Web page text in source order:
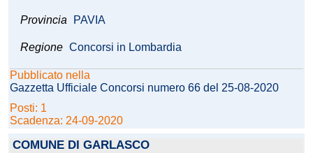
Provincia PAVIA
Regione Concorsi in Lombardia
Pubblicato nella
Gazzetta Ufficiale Concorsi numero 66 del 25-08-2020
Posti: 1
Scadenza: 24-09-2020
COMUNE DI GARLASCO